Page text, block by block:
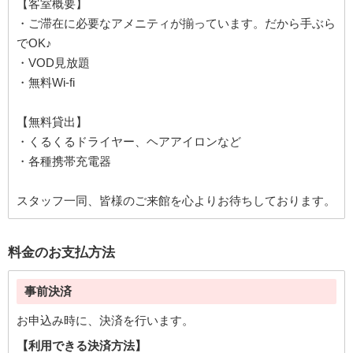
【客室概要】
・ご滞在に必要なアメニティが揃っています。だから手ぶら
でOK♪
・VOD見放題
・無料Wi-fi
【無料貸出】
・くるくるドライヤー、ヘアアイロンなど
・各種携帯充電器
スタッフ一同、皆様のご来館を心よりお待ちしております。
料金のお支払方法
事前決済
お申込み時に、決済を行います。
【利用できる決済方法】